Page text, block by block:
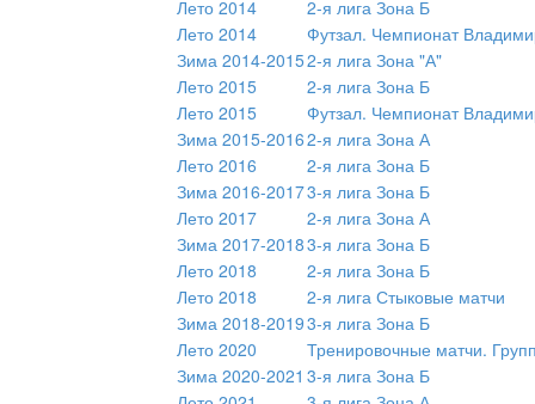
Лето 2014
2-я лига Зона Б
Лето 2014
Футзал. Чемпионат
Зима 2014-20152-я лига Зона "А"
Лето 2015
2-я лига Зона Б
Лето 2015
Футзал. Чемпионат
Зима 2015-20162-я лига Зона А
Лето 2016
2-я лига Зона Б
Зима 2016-20173-я лига Зона Б
Лето 2017
2-я лига Зона А
Зима 2017-20183-я лига Зона Б
Лето 2018
2-я лига Зона Б
Лето 2018
2-я лига Стыковые матчи
Зима 2018-20193-я лига Зона Б
Лето 2020
Тренировочные матчи.
Зима 2020-2021 3-я лига Зона Б